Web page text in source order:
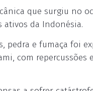
que surgiu no
ativos da Indonésia.
pedra e fumaça foi
com